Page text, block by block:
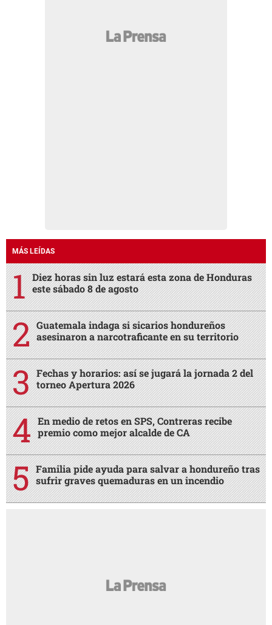
MÁS LEÍDAS
Diez horas sin luz estará esta zona de Honduras
este sábado 8 de agosto
Guatemala indaga si sicarios hondureños
asesinaron a narcotraficante en su territorio
Fechas y horarios: así se jugará la jornada 2 del
torneo Apertura 2026
En medio de retos en SPS, Contreras recibe
premio como mejor alcalde de CA
Familia pide ayuda para salvar a hondureño tras
sufrir graves quemaduras en un incendio